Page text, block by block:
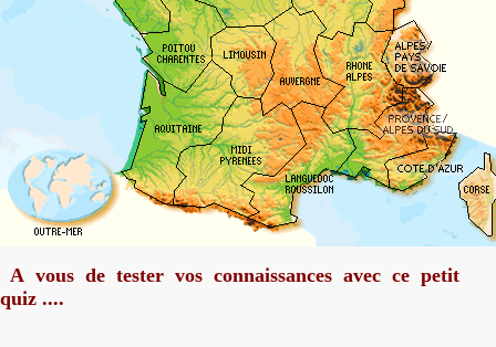
A vous de tester vos connaissances avec ce petit
quiz ....